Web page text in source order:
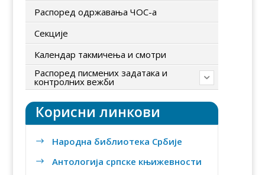
Распоред одржавања ЧОС-а
Секције
Календар такмичења и смотри
Распоред писмених задатака и
контролних вежби
Корисни линкови
$ Народна библиотека Србије
$ Антологија српске књижевности